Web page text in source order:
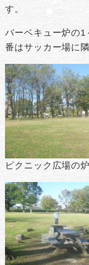
す。
バーベキュー炉の
番はサッカー場に
ピクニック広場の